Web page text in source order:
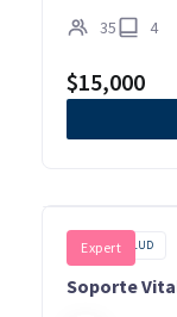
35 4
$15,000
Expert
CURSOS SALUD
Soporte